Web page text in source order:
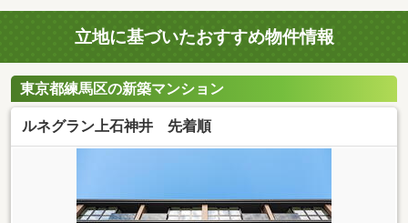
立地に基づいたおすすめ物件情報
東京都練馬区の新築マンション
ルネグラン上石神井 先着順